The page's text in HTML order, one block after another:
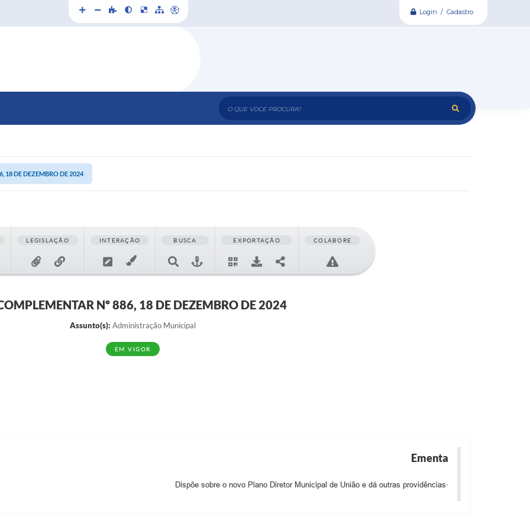
Login / Cadastro
O que voce procura?
18 DE DEZEMBRO DE 2024
LEGISLAÇÃO INTERAÇÃO BUSCA EXPORTAÇÃO COLABORE
Nº 886, 18 DE DEZEMBRO DE 2024
Assunto(s): Administração Municipal
EM VIGOR
Ementa
Dispõe sobre o novo Plano Diretor Municipal de União e dá outras providências·